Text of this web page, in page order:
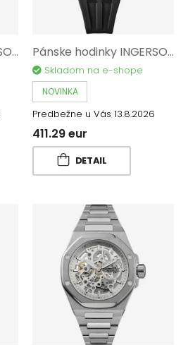
Pánske hodinky INGERSOLL The Catalina I14601 Pánske hodinky INGERSOLL The Rigger I17902
Skladom na e-shope
NOVINKA
Predbežne u Vás 13.8.2026
411.29 eur
DETAIL